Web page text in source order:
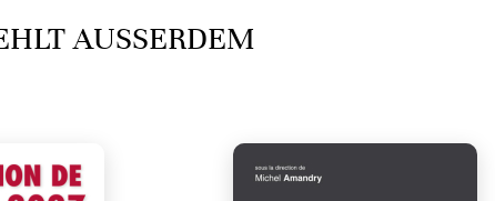
AUSSERDEM